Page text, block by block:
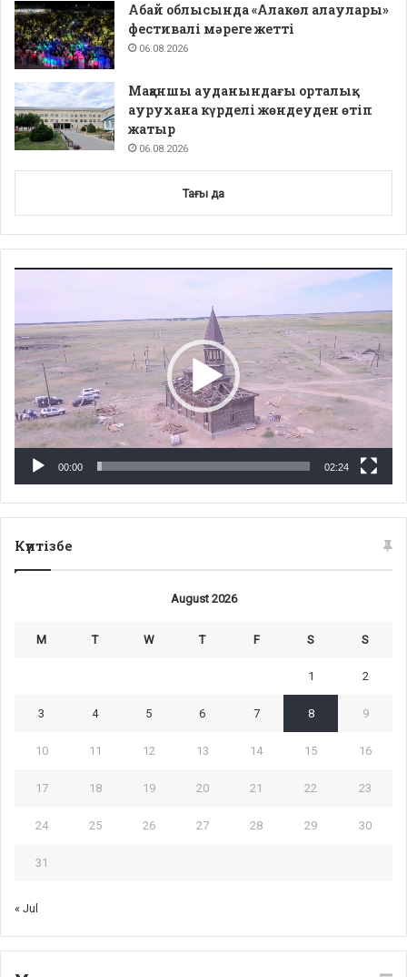
Абай облысында «Алакөл алаулары»
фестивалі мәреге жетті
06.08.2026
Мақаншы ауданындағы орталық
аурухана күрделі жөндеуден өтіп
жатыр
06.08.2026
Тағы да
00:00 02:24
Күнтізбе
August 2026
M T W T F S S
1 2
3 4 5 6 7 8 9
10 11 12 13 14 15 16
17 18 19 20 21 22 23
24 25 26 27 28 29 30
31
« Jul